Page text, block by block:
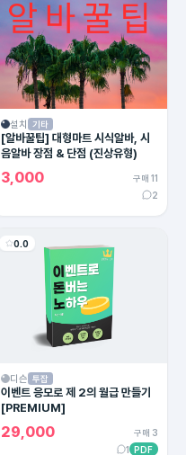
설치 기타
[알바꿀팁] 대형마트 시식알바, 시
음알바 장점 & 단점 (진상유형)
3,000
구매 11
2
0.0
디슨 투잡
이벤트 응모로 제 2의 월급 만들기
[PREMIUM]
29,000
구매 3
1 PDF